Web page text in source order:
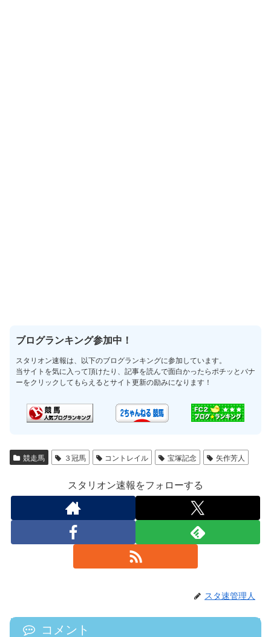
ブログランキング参加中！
スタリオン速報は、以下のブログランキングに参加しています。
当サイトを気に入って頂けたり、記事を読んで面白かったらポチッとバナ
ーをクリックしてもらえるとサイト更新の励みになります！
競走馬 ３冠馬 コントレイル 宝塚記念 矢作芳人
スタリオン速報をフォローする
スタ速管理人
コメント